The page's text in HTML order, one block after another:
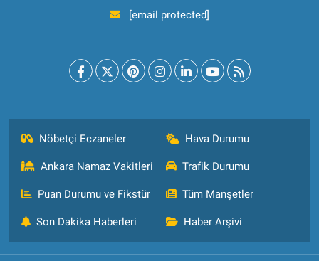
[email protected]
Nöbetçi Eczaneler Hava Durumu
Ankara Namaz Vakitleri Trafik Durumu
Puan Durumu ve Fikstür Tüm Manşetler
Son Dakika Haberleri Haber Arşivi